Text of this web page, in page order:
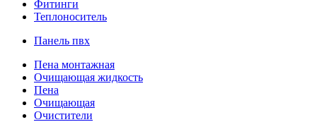
Фитинги
Теплоноситель
Панель пвх
Пена монтажная
Очищающая жидкость
Пена
Очищающая
Очистители